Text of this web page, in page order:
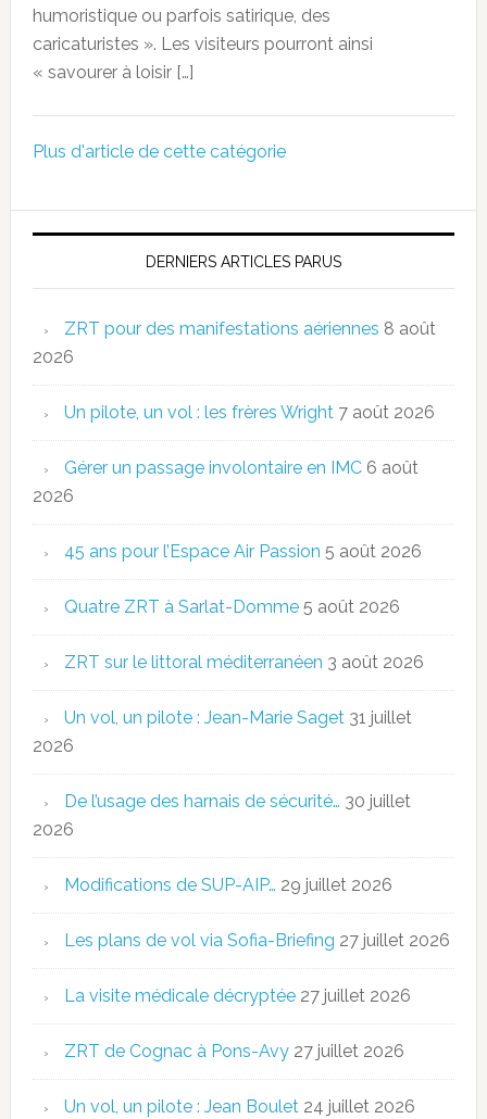
humoristique ou parfois satirique, des
caricaturistes ». Les visiteurs pourront ainsi
« savourer à loisir […]
Plus d'article de cette catégorie
DERNIERS ARTICLES PARUS
ZRT pour des manifestations aériennes 8 août
2026
Un pilote, un vol : les frères Wright 7 août 2026
Gérer un passage involontaire en IMC 6 août
2026
45 ans pour l’Espace Air Passion 5 août 2026
Quatre ZRT à Sarlat-Domme 5 août 2026
ZRT sur le littoral méditerranéen 3 août 2026
Un vol, un pilote : Jean-Marie Saget 31 juillet
2026
De l’usage des harnais de sécurité… 30 juillet
2026
Modifications de SUP-AIP… 29 juillet 2026
Les plans de vol via Sofia-Briefing 27 juillet 2026
La visite médicale décryptée 27 juillet 2026
ZRT de Cognac à Pons-Avy 27 juillet 2026
Un vol, un pilote : Jean Boulet 24 juillet 2026